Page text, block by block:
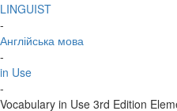
LINGUIST
-
Англійська мова
-
in Use
-
Vocabulary in Use 3rd Edition